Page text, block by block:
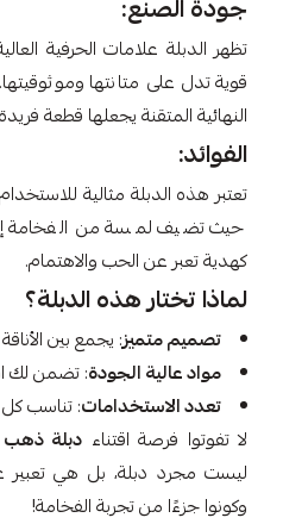
جودة الصنع:
تظهر الدبلة علامات الحرفية
قوية تدل على متانتها
النهائية المتقنة يجعلها قطعة
الفوائد:
تعتبر هذه الدبلة مثالية
حيث تضيف لمسة من الفخامة إلى
كهدية تعبر عن الحب والاهتمام.
لماذا تختار هذه الدبلة؟
تصميم متميز: يجمع بين
مواد عالية الجودة: تضمن لك
تعدد الاستخدامات: تناسب كل
لا تفوتوا فرصة اقتناء دبلة ذهب عيار 18
ليست مجرد دبلة، بل هي تعبير
وكونوا جزءًا من تجربة الفخامة!